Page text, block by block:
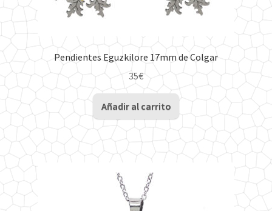
Pendientes Eguzkilore 17mm de Colgar
35€
Añadir al carrito